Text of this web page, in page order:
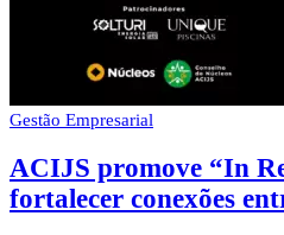
Gestão Empresarial
ACIJS promove “In
fortalecer conexões